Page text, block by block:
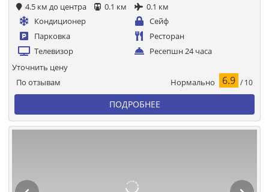
4.5 км до центра 0.1 км
0.1 км
Кондиционер
Сейф
Парковка
Ресторан
Телевизор
Ресепшн 24 часа
По отзывам Нормально 6.9 / 10
Уточнить цену
ПОДРОБНЕЕ